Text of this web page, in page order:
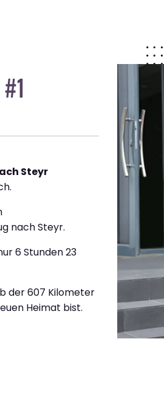
Steyr
nach Steyr.
6 Stunden 23
der 607 Kilometer
Heimat bist.